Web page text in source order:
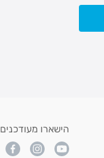
הישארו מעודכנים